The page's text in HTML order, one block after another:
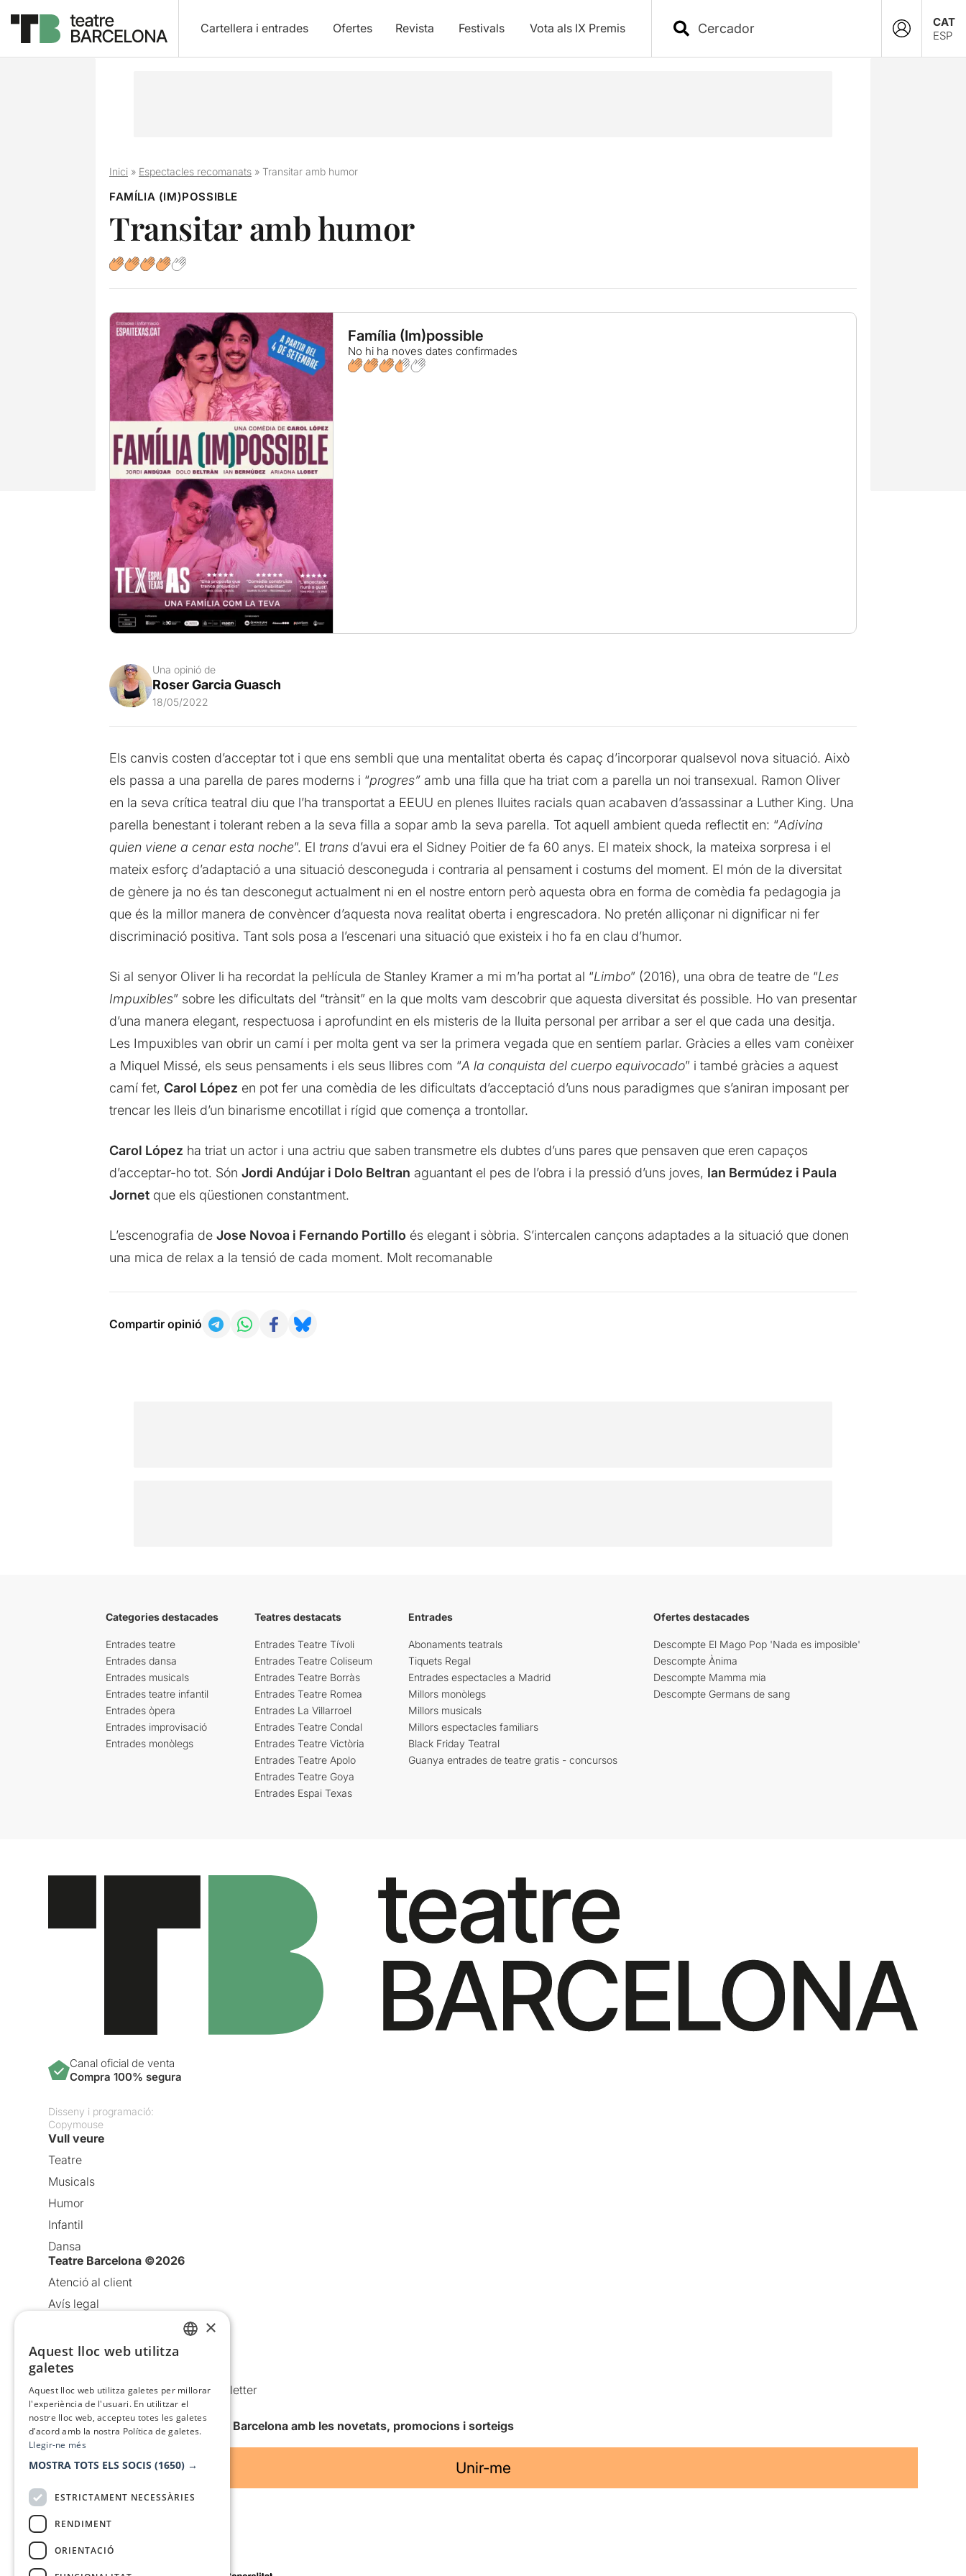
Cartellera i entrades Ofertes Revista Festivals Vota als IX Premis
CAT
ESP
Inici» Espectacles recomanats» Transitar amb humor
FAMÍLIA (IM)POSSIBLE
Transitar amb humor
Família (Im)possible
No hi ha noves dates confirmades
Una opinió de
Roser Garcia Guasch
18/05/2022
Els canvis costen d’acceptar tot i que ens sembli que una mentalitat oberta és capaç d’incorporar qualsevol nova situació. Això
els passa a una parella de pares moderns i “progres”amb una filla que ha triat com a parella un noi transexual. Ramon Oliver
en la seva crítica teatral diu que l’ha transportat a EEUU en plenes lluites racials quan acabaven d’assassinar a Luther King. Una
parella benestant i tolerant reben a la seva filla a sopar amb la seva parella. Tot aquell ambient queda reflectit en: “Adivina
quien viene a cenar esta noche”. El trans d’avui era el Sidney Poitier de fa 60 anys. El mateix shock, la mateixa sorpresa i el
mateix esforç d’adaptació a una situació desconeguda i contraria al pensament i costums del moment. El món de la diversitat
de gènere ja no és tan desconegut actualment ni en el nostre entorn però aquesta obra en forma de comèdia fa pedagogia ja
que és la millor manera de convèncer d’aquesta nova realitat oberta i engrescadora. No pretén alliçonar ni dignificar ni fer
discriminació positiva. Tant sols posa a l’escenari una situació que existeix i ho fa en clau d’humor.
Si al senyor Oliver li ha recordat la pel·lícula de Stanley Kramer a mi m’ha portat al “Limbo” (2016), una obra de teatre de “Les
Impuxibles” sobre les dificultats del “trànsit” en la que molts vam descobrir que aquesta diversitat és possible. Ho van presentar
d’una manera elegant, respectuosa i aprofundint en els misteris de la lluita personal per arribar a ser el que cada una desitja.
Les Impuxibles van obrir un camí i per molta gent va ser la primera vegada que en sentíem parlar. Gràcies a elles vam conèixer
a Miquel Missé, els seus pensaments i els seus llibres com “A la conquista del cuerpo equivocado” i també gràcies a aquest
camí fet, Carol López en pot fer una comèdia de les dificultats d’acceptació d’uns nous paradigmes que s’aniran imposant per
trencar les lleis d’un binarisme encotillat i rígid que comença a trontollar.
Carol López ha triat un actor i una actriu que saben transmetre els dubtes d’uns pares que pensaven que eren capaços
d’acceptar-ho tot. Són Jordi Andújar i Dolo Beltran aguantant el pes de l’obra i la pressió d’uns joves, Ian Bermúdez i Paula
Jornetque els qüestionen constantment.
L’escenografia de Jose Novoa i Fernando Portillo és elegant i sòbria. S’intercalen cançons adaptades a la situació que donen
una mica de relax a la tensió de cada moment. Molt recomanable
Compartir opinió
Categories destacades
Entrades teatre
Entrades dansa
Entrades musicals
Entrades teatre infantil
Entrades òpera
Entrades improvisació
Entrades monòlegs
Teatres destacats
Entrades Teatre Tívoli
Entrades Teatre Coliseum
Entrades Teatre Borràs
Entrades Teatre Romea
Entrades La Villarroel
Entrades Teatre Condal
Entrades Teatre Victòria
Entrades Teatre Apolo
Entrades Teatre Goya
Entrades Espai Texas
Entrades
Abonaments teatrals
Tiquets Regal
Entrades espectacles a Madrid
Millors monòlegs
Millors musicals
Millors espectacles familiars
Black Friday Teatral
Guanya entrades de teatre gratis - concursos
Ofertes destacades
Descompte El Mago Pop 'Nada es imposible'
Descompte Ànima
Descompte Mamma mia
Descompte Germans de sang
Canal oficial de venta
Compra 100% segura
Disseny i programació:
Copymouse
Vull veure
Teatre
Musicals
Humor
Infantil
Dansa
Teatre Barcelona ©2026
Atenció al client
Avís legal
Política de cookies
Condicions d’ús
Comunicacions comercials i Newsletter
Anuncia’t
Vull rebre la newsletter de Teatre Barcelona amb les novetats, promocions i sorteigs
Unir-me
Amb el suport de
×
Aquest lloc web utilitza
galetes
Aquest lloc web utilitza galetes per millorar
l'experiència de l'usuari. En utilitzar el
nostre lloc web, accepteu totes les galetes
d’acord amb la nostra Política de galetes.
Llegir-ne més
MOSTRA TOTS ELS SOCIS (1650) →
ESTRICTAMENT NECESSÀRIES
RENDIMENT
ORIENTACIÓ